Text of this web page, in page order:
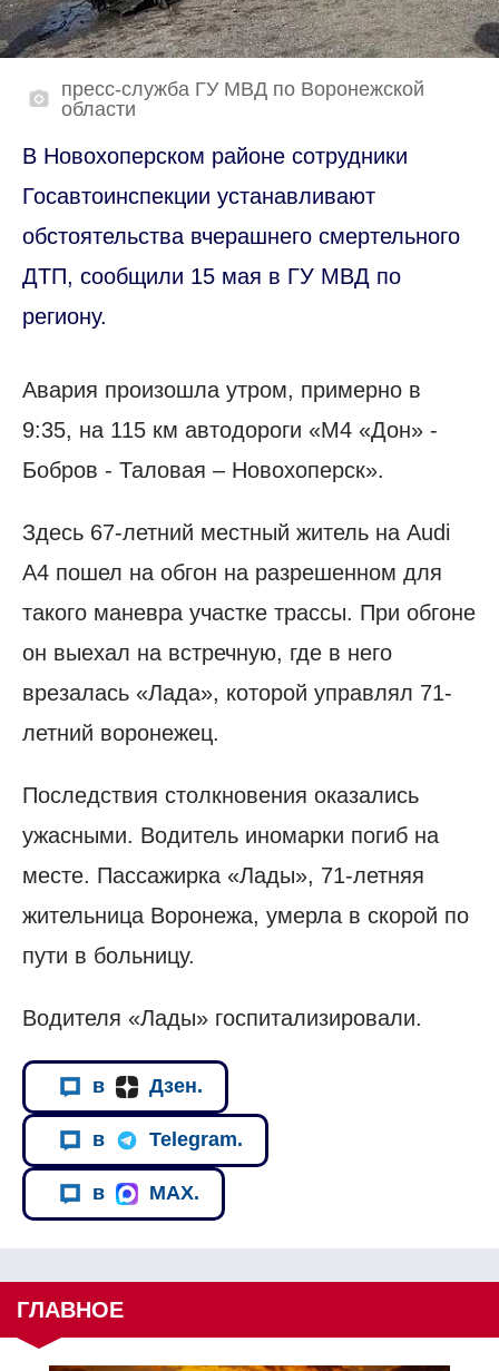
пресс-служба ГУ МВД по Воронежской
области
В Новохоперском районе сотрудники
Госавтоинспекции устанавливают
обстоятельства вчерашнего смертельного
ДТП, сообщили 15 мая в ГУ МВД по
региону.
Авария произошла утром, примерно в
9:35, на 115 км автодороги «М4 «Дон» -
Бобров - Таловая – Новохоперск».
Здесь 67-летний местный житель на Audi
A4 пошел на обгон на разрешенном для
такого маневра участке трассы. При обгоне
он выехал на встречную, где в него
врезалась «Лада», которой управлял 71-
летний воронежец.
Последствия столкновения оказались
ужасными. Водитель иномарки погиб на
месте. Пассажирка «Лады», 71-летняя
жительница Воронежа, умерла в скорой по
пути в больницу.
Водителя «Лады» госпитализировали.
в Дзен.
в Telegram.
в MAX.
ГЛАВНОЕ